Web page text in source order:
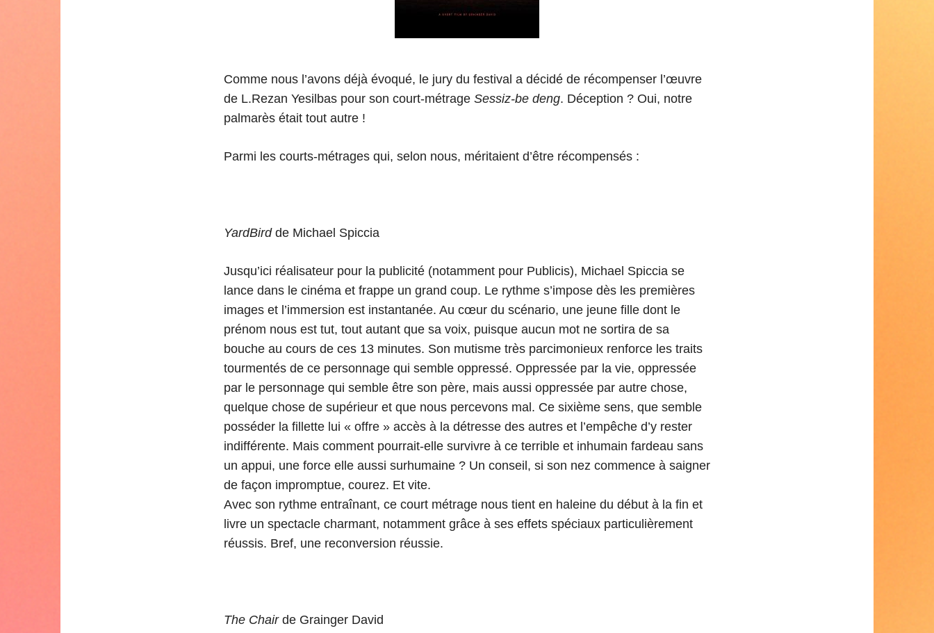
Comme nous l’avons déjà évoqué, le jury du festival a décidé de récompenser l’œuvre
de L.Rezan Yesilbas pour son court-métrage Sessiz-be deng. Déception ? Oui, notre
palmarès était tout autre !
Parmi les courts-métrages qui, selon nous, méritaient d’être récompensés :
YardBirdde Michael Spiccia
Jusqu’ici réalisateur pour la publicité (notamment pour Publicis), Michael Spiccia se
lance dans le cinéma et frappe un grand coup. Le rythme s’impose dès les premières
images et l’immersion est instantanée. Au cœur du scénario, une jeune fille dont le
prénom nous est tut, tout autant que sa voix, puisque aucun mot ne sortira de sa
bouche au cours de ces 13 minutes. Son mutisme très parcimonieux renforce les traits
tourmentés de ce personnage qui semble oppressé. Oppressée par la vie, oppressée
par le personnage qui semble être son père, mais aussi oppressée par autre chose,
quelque chose de supérieur et que nous percevons mal. Ce sixième sens, que semble
posséder la fillette lui « offre » accès à la détresse des autres et l’empêche d’y rester
indifférente. Mais comment pourrait-elle survivre à ce terrible et inhumain fardeau sans
un appui, une force elle aussi surhumaine ? Un conseil, si son nez commence à saigner
de façon impromptue, courez. Et vite.
Avec son rythme entraînant, ce court métrage nous tient en haleine du début à la fin et
livre un spectacle charmant, notamment grâce à ses effets spéciaux particulièrement
réussis. Bref, une reconversion réussie.
The Chairde Grainger David